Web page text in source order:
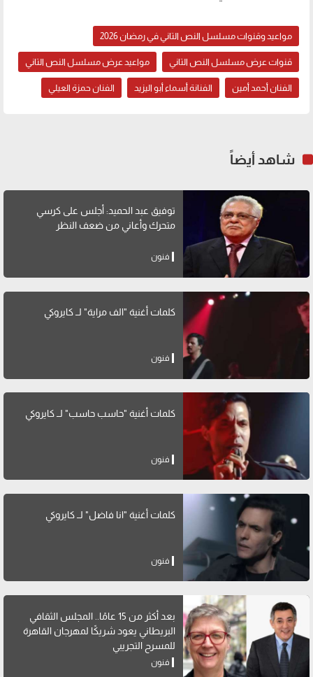
مواعيد وقنوات مسلسل النص التاني في رمضان 2026
قنوات عرض مسلسل النص التاني مواعيد عرض مسلسل النص التاني
الفنان أحمد أمين الفنانة أسماء أبو اليزيد الفنان حمزة العيلي
شاهد أيضاً
توفيق عبد الحميد: أجلس على كرسي
متحرك وأعاني من ضعف النظر
فنون
كلمات أغنية "الف مراية" لــ كايروكي
فنون
كلمات أغنية "حاسب حاسب" لــ كايروكي
فنون
كلمات أغنية "انا فاضل" لــ كايروكي
فنون
بعد أكثر من 15 عامًا.. المجلس الثقافي
البريطاني يعود شريكًا لمهرجان القاهرة
للمسرح التجريبي
فنون